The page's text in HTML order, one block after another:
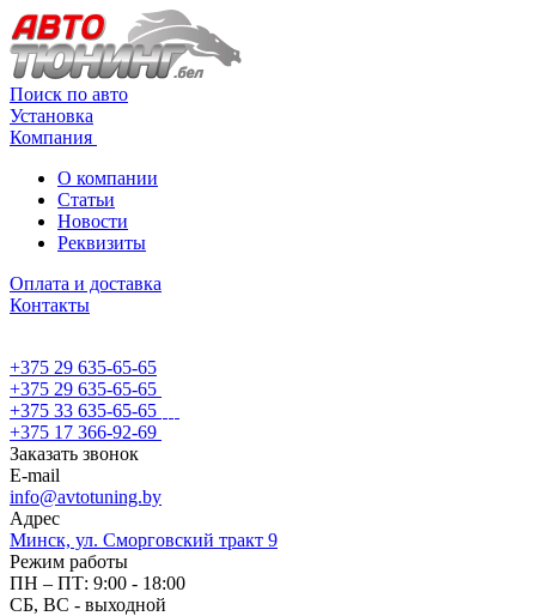
Поиск по авто
Установка
Компания
О компании
Статьи
Новости
Реквизиты
Оплата и доставка
Контакты
+375 29 635-65-65
+375 29 635-65-65
+375 33 635-65-65
+375 17 366-92-69
Заказать звонок
E-mail
info@avtotuning.by
Адрес
Минск, ул. Сморговский тракт 9
Режим работы
ПН – ПТ: 9:00 - 18:00
СБ, ВС - выходной